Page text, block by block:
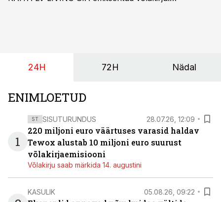
24H 72H Nädal
ENIMLOETUD
1
ST SISUTURUNDUS 28.07.26, 12:09
220 miljoni euro väärtuses varasid haldav
Tewox alustab 10 miljoni euro suurust
võlakirjaemisiooni
Võlakirju saab märkida 14. augustini
KASULIK 05.08.26, 09:22